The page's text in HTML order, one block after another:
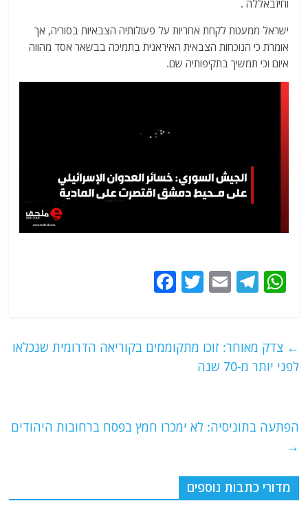
וחיזבאללה .
ישראל ממעטת לקחת אחריות על פעולותיה הצבאיות בסוריה, אך
אומרת כי הנוכחות הצבאית האיראנית בתמיכה בבשאר אסד מהווה
איום וכי תמשיך בתקיפותיה שם.
W
s
A
T
g
ra
E
l
T
er
e
k
← צדק מאוחר: זוכו מתקוממים בקוריאה הדרומית שנכלאו
לפני יותר מ-70 שנה
הפתעה בתוניסיה: לא ימכרו חמץ בפסח ברחובות היהודים
→
מדורי כתבות נוספים